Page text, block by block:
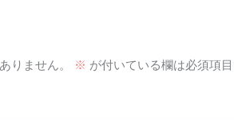
りません。 ※ が付いている欄は必須項